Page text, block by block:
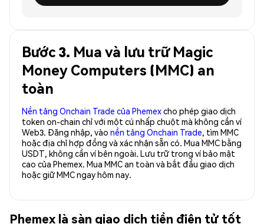
Bước 3. Mua và lưu trữ Magic
Money Computers (MMC) an
toàn
Nền tảng Onchain Trade của Phemexcho phép giao dịch
token on-chain chỉ với một cú nhấp chuột mà không cần ví
Web3. Đăng nhập, vào nền tảng Onchain Trade, tìm MMC
hoặc địa chỉ hợp đồng và xác nhận sẵn có. Mua MMC bằng
USDT, không cần ví bên ngoài. Lưu trữ trong ví bảo mật
cao của Phemex. Mua MMC an toàn và bắt đầu giao dịch
hoặc giữ MMC ngay hôm nay.
Phemex là sàn giao dịch tiền điện tử tốt